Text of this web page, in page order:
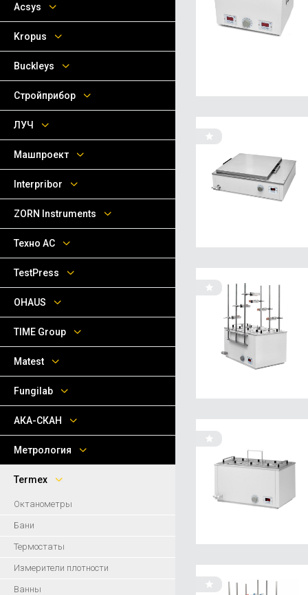
Acsys
Kropus
Buckleys
Стройприбор
ЛУЧ
Машпроект
Interpribor
ZORN Instruments
Техно АС
TestPress
OHAUS
TIME Group
Matest
Fungilab
АКА-СКАН
Метрология
Termex
Октанометры
Бани
Термостаты
Измерители плотности
Ванны